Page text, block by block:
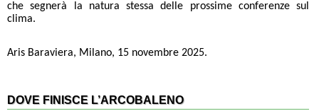
che segnerà la natura stessa delle prossime conferenze sul
clima.
Aris Baraviera, Milano, 15 novembre 2025.
DOVE FINISCE L’ARCOBALENO